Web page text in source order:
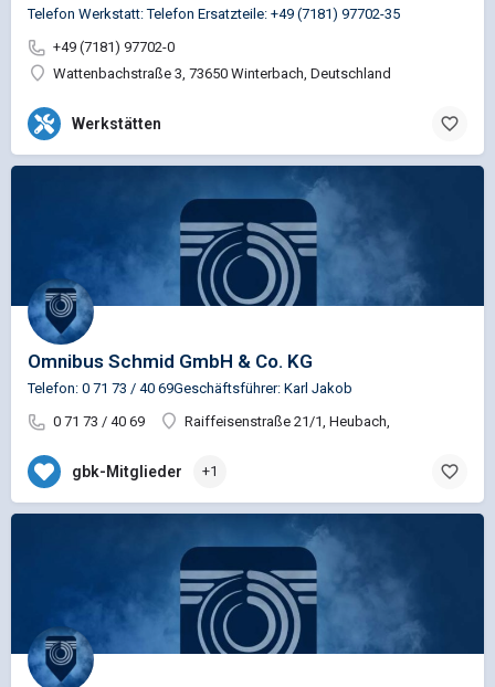
Telefon Werkstatt: Telefon Ersatzteile: +49 (7181) 97702-35
+49 (7181) 97702-0
Wattenbachstraße 3, 73650 Winterbach, Deutschland
Werkstätten
Omnibus Schmid GmbH & Co. KG
Telefon: 0 71 73 / 40 69Geschäftsführer: Karl Jakob
0 71 73 / 40 69
Raiffeisenstraße 21/1, Heubach,
gbk-Mitglieder +1